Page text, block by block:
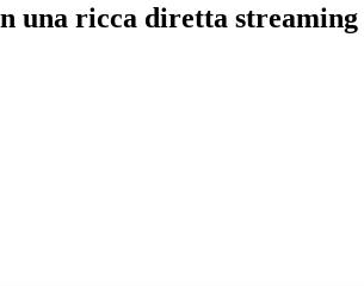
una ricca diretta streaming